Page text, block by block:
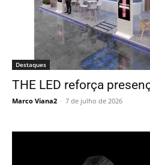
Destaques
THE LED reforça
Marco Viana2 - 7 de julho de 2026